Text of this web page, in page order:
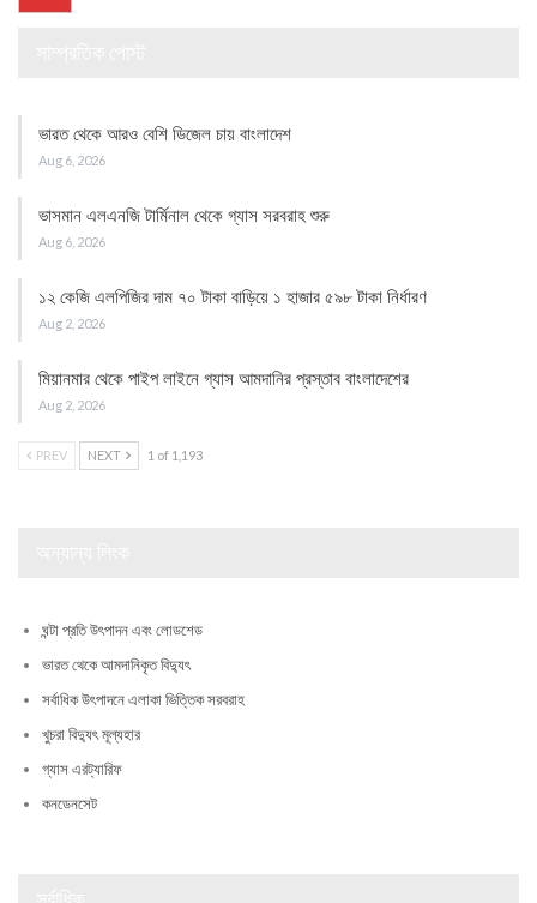
ভারত থেকে আরও বেশি ডিজেল চায় বাংলাদেশ
Aug 6, 2026
ভাসমান এলএনজি টার্মিনাল থেকে গ্যাস সরবরাহ শুরু
Aug 6, 2026
১২ কেজি এলপিজির দাম ৭০ টাকা বাড়িয়ে ১ হাজার ৫৯৮ টাকা নির্ধারণ
Aug 2, 2026
মিয়ানমার থেকে পাইপ লাইনে গ্যাস আমদানির প্রস্তাব বাংলাদেশের
Aug 2, 2026
PREV NEXT 1 of 1,193
ঘন্টা প্রতি উৎপাদন এবং লোডশেড
ভারত থেকে আমদানিকৃত বিদ্যুৎ
সর্বাধিক উৎপাদনে এলাকা ভিত্তিক সরবরাহ
খুচরা বিদ্যুৎ মূল্যহার
গ্যাস এরট্যারিফ
কনডেনসেট